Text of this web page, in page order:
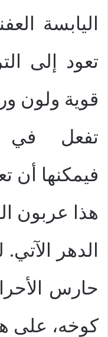
اليابسة
تعود إلى
قوية ولون
تفعل في
فيمكنها أن
هذا عربون
الدهر
حارس
كوخه، على